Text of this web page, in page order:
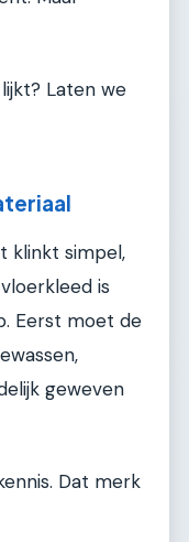
Laten we
klinkt simpel,
is
Eerst moet de
geweven
Dat merk